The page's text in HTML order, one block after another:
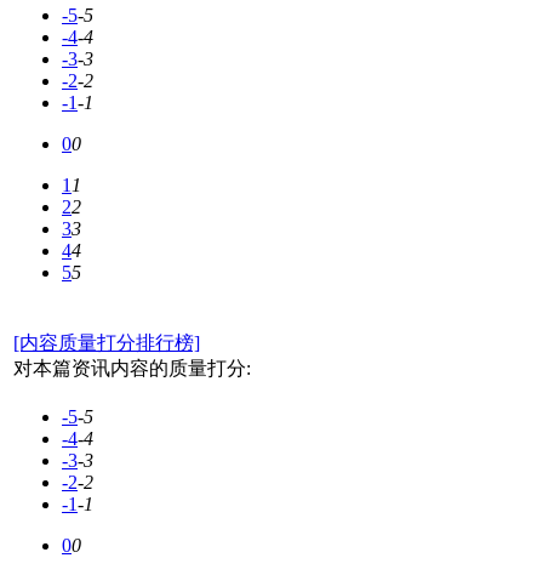
-5-5
-4-4
-3-3
-2-2
-1-1
00
11
22
33
44
55
[内容质量打分排行榜]
对本篇资讯内容的质量打分:
-5-5
-4-4
-3-3
-2-2
-1-1
00